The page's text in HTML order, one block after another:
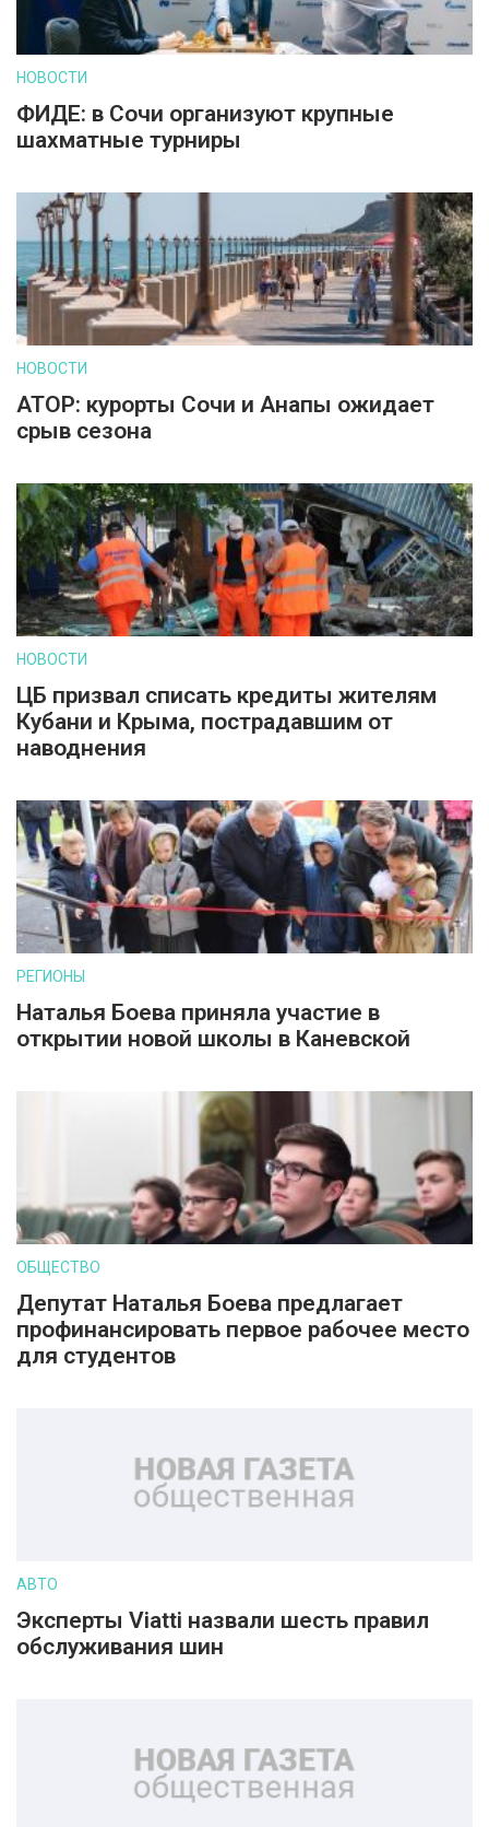
НОВОСТИ
ФИДЕ: в Сочи организуют крупные
шахматные турниры
НОВОСТИ
АТОР: курорты Сочи и Анапы ожидает
срыв сезона
НОВОСТИ
ЦБ призвал списать кредиты жителям
Кубани и Крыма, пострадавшим от
наводнения
РЕГИОНЫ
Наталья Боева приняла участие в
открытии новой школы в Каневской
ОБЩЕСТВО
Депутат Наталья Боева предлагает
профинансировать первое рабочее место
для студентов
АВТО
Эксперты Viatti назвали шесть правил
обслуживания шин